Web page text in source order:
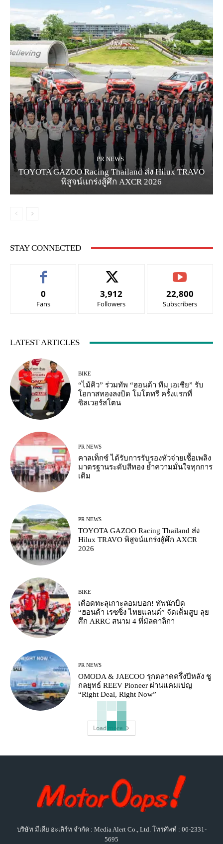
PR NEWS
TOYOTA GAZOO Racing Thailand ส่ง Hilux TRAVO
พิสูจน์แกร่งสู้ศึก AXCR 2026
STAY CONNECTED
0
Fans
3,912
Followers
22,800
Subscribers
LATEST ARTICLES
BIKE
“ไม้คิว” ร่วมทัพ “ฮอนด้า ทีม เอเชีย” รับ
โอกาสทองลงบิด โมโตทรี ครั้งแรกที่
ซิลเวอร์สโตน
PR NEWS
คาลเท็กซ์ ได้รับการรับรองหัวจ่ายเชื้อเพลิง
มาตรฐานระดับสีทอง ย้ำความมั่นใจทุกการ
เติม
PR NEWS
TOYOTA GAZOO Racing Thailand ส่ง
Hilux TRAVO พิสูจน์แกร่งสู้ศึก AXCR
2026
BIKE
เดือดทะลุเกาะลอมบอก! ทัพนักบิด
“ฮอนด้า เรซซิ่ง ไทยแลนด์” จัดเต็มสูบ ลุย
ศึก ARRC สนาม 4 ที่มัลดาลิกา
PR NEWS
OMODA & JAECOO รุกตลาดครึ่งปีหลัง ชู
กลยุทธ์ REEV Pioneer ผ่านแคมเปญ
“Right Deal, Right Now”
Load more
บริษัท มีเดีย อะเลิร์ท จำกัด : Media Alert Co., Ltd. โทรศัพท์ : 06-2331-
5695